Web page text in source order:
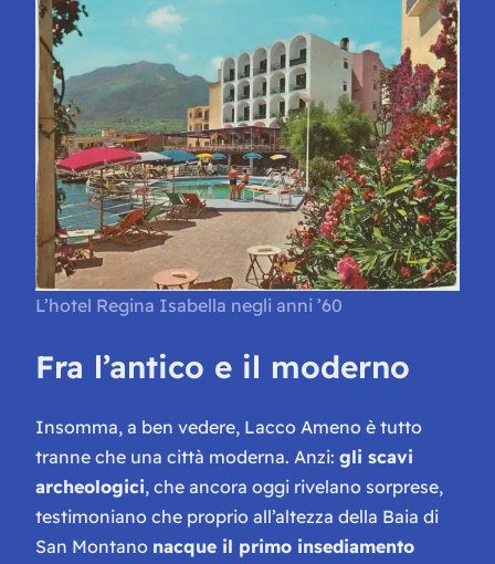
L’hotel Regina Isabella negli anni ’60
Fra l’antico e il moderno
Insomma, a ben vedere, Lacco Ameno è tutto
tranne che una città moderna. Anzi: gli scavi
archeologici, che ancora oggi rivelano sorprese,
testimoniano che proprio all’altezza della Baia di
San Montano nacque il primo insediamento